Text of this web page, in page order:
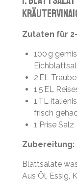
Zutaten für
100 g
2 EL
1,5 EL
1 TL
frisch
1 Prise Salz
Zubereitung:
Blattsalate
Aus Öl, Essig,